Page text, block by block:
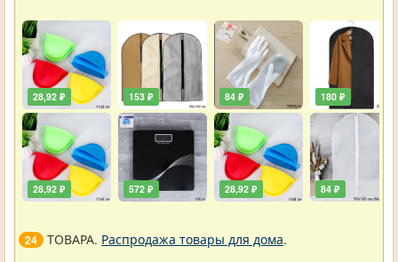
28,92 ₽
28,92 ₽
153 ₽
572 ₽
84 ₽
28,92 ₽
180 ₽
84 ₽
24 ТОВАРА. Распродажа товары для дома.